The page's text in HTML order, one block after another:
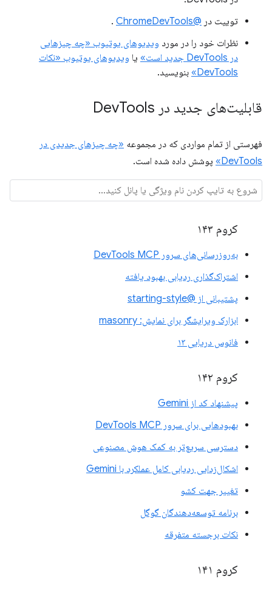
توییت در @ChromeDevTools
.
نظرات خود را در مورد ویدیوهای یوتیوب «چه چیزهایی
در DevTools جدید است»
یا ویدیوهای یوتیوب «نکات
DevTools»
بنویسید.
قابلیت‌های جدید در Dev Tools
فهرستی از تمام مواردی که در مجموعه «چه چیزهای جدیدی در
DevTools»
پوشش داده شده است.
کروم ۱۴۳
به‌روزرسانی‌های سرور DevTools MCP
اشتراک‌گذاری ردیابی بهبود یافته
پشتیبانی از @starting-style
ابزارک ویرایشگر برای نمایش: masonry
فانوس دریایی ۱۳
کروم ۱۴۲
پیشنهاد کد از Gemini
بهبودهایی برای سرور DevTools MCP
دسترسی سریع‌تر به کمک هوش مصنوعی
اشکال‌زدایی ردیابی کامل عملکرد با Gemini
تغییر جهت کشو
برنامه توسعه‌دهندگان گوگل
نکات برجسته متفرقه
کروم ۱۴۱